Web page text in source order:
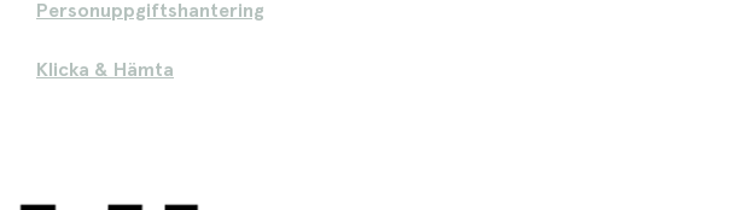
Personuppgiftshantering
Klicka & Hämta